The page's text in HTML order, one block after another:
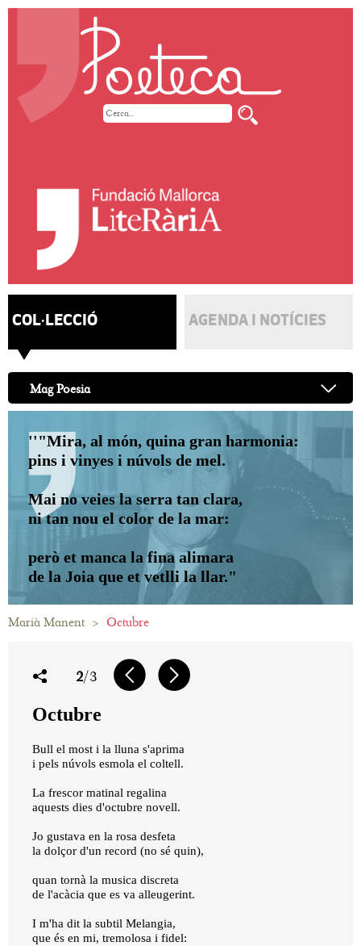
COL·LECCIÓ AGENDA I NOTÍCIES
Mag Poesia
''"Mira, al món, quina gran harmonia:
pins i vinyes i núvols de mel.
Mai no veies la serra tan clara,
ni tan nou el color de la mar:
però et manca la fina alimara
de la Joia que et vetlli la llar."
Marià Manent > Octubre
2/3
Octubre
Bull el most i la lluna s'aprima
i pels núvols esmola el coltell.
La frescor matinal regalina
aquests dies d'octubre novell.
Jo gustava en la rosa desfeta
la dolçor d'un record (no sé quin),
quan tornà la musica discreta
de l'acàcia que es va alleugerint.
I m'ha dit la subtil Melangia,
que és en mi, tremolosa i fidel: